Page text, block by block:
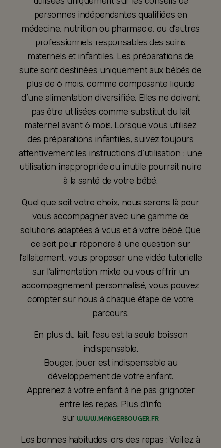
personnes indépendantes qualifiées en
médecine, nutrition ou pharmacie, ou d’autres
professionnels responsables des soins
maternels et infantiles. Les préparations de
suite sont destinées uniquement aux bébés de
plus de 6 mois, comme composante liquide
d’une alimentation diversifiée. Elles ne doivent
pas être utilisées comme substitut du lait
maternel avant 6 mois. Lorsque vous utilisez
des préparations infantiles, suivez toujours
attentivement les instructions d’utilisation : une
utilisation inappropriée ou inutile pourrait nuire
à la santé de votre bébé.
Quel que soit votre choix, nous serons là pour
vous accompagner avec une gamme de
solutions adaptées à vous et à votre bébé. Que
ce soit pour répondre à une question sur
l’allaitement, vous proposer une vidéo tutorielle
sur l’alimentation mixte ou vous offrir un
accompagnement personnalisé, vous pouvez
compter sur nous à chaque étape de votre
parcours.
En plus du lait, l'eau est la seule boisson
indispensable.
Bouger, jouer est indispensable au
développement de votre enfant.
Apprenez à votre enfant à ne pas grignoter
entre les repas. Plus d'info
surWWW.MANGERBOUGER.FR
Les bonnes habitudes lors des repas : Veillez à